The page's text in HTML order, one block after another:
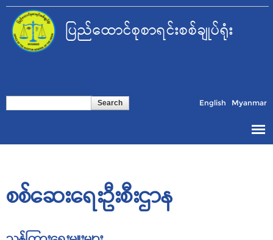
Skip to
content
ပြည်ထောင်စုစာရင်းစစ်ချုပ်ရုံး
Search form English Myanmar
စစ်ဆေးရေးဦးစီးဌာန